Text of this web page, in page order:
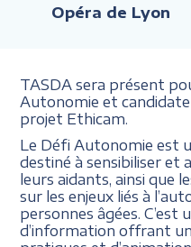
Opéra de Lyon
TASDA sera présent
Autonomie et
projet Ethicam.
Le Défi Autonomie est
destiné à sensibiliser et
leurs aidants, ainsi que
sur les enjeux liés à
personnes âgées. C’est
d’information offrant